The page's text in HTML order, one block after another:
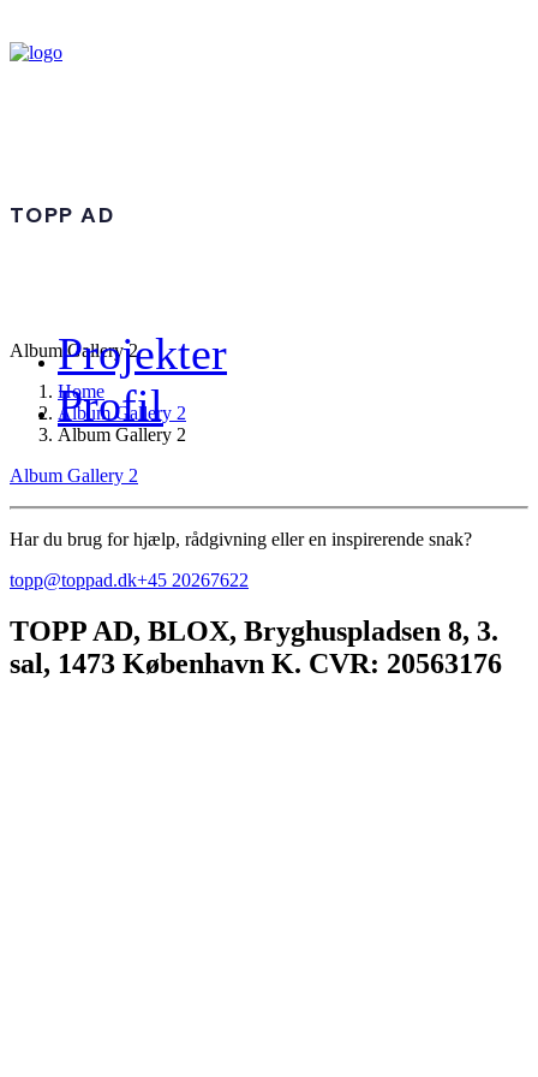
Projekter
Profil
TOPP AD
Album Gallery 2
Home
Album Gallery 2
Album Gallery 2
Album Gallery 2
Har du brug for hjælp, rådgivning eller en inspirerende snak?
topp@toppad.dk+45 20267622
TOPP AD, BLOX, Bryghuspladsen 8, 3.
sal, 1473 København K. CVR: 20563176